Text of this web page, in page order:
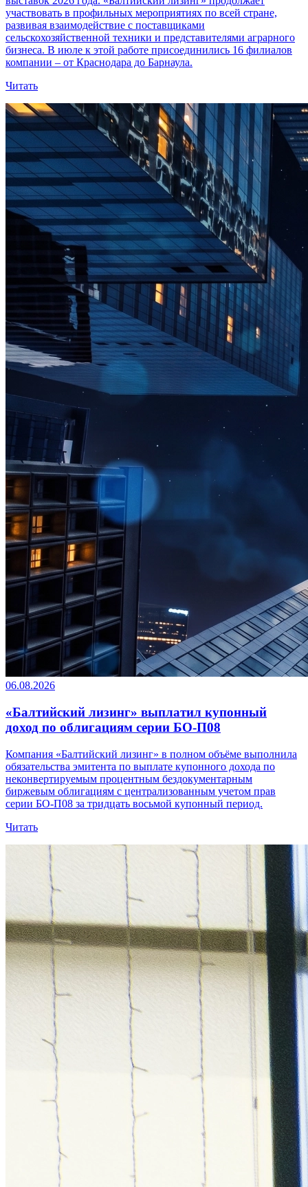
участвовать в профильных мероприятиях по всей стране,
развивая взаимодействие с поставщиками
сельскохозяйственной техники и представителями аграрного
бизнеса. В июле к этой работе присоединились 16 филиалов
компании – от Краснодара до Барнаула.
Читать
06.08.2026
«Балтийский лизинг» выплатил купонный
доход по облигациям серии БО-П08
Компания «Балтийский лизинг» в полном объёме выполнила
обязательства эмитента по выплате купонного дохода по
неконвертируемым процентным бездокументарным
биржевым облигациям с централизованным учетом прав
серии БО-П08 за тридцать восьмой купонный период.
Читать